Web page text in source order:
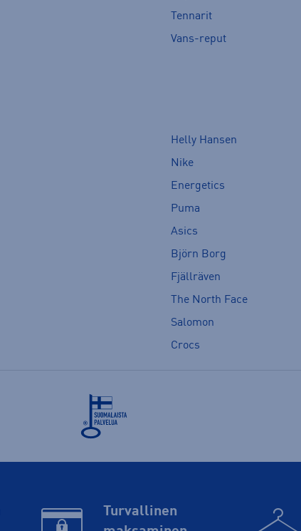
Tennarit
Vans-reput
Helly Hansen
Nike
Energetics
Puma
Asics
Björn Borg
Fjällräven
The North Face
Salomon
Crocs
Turvallinen